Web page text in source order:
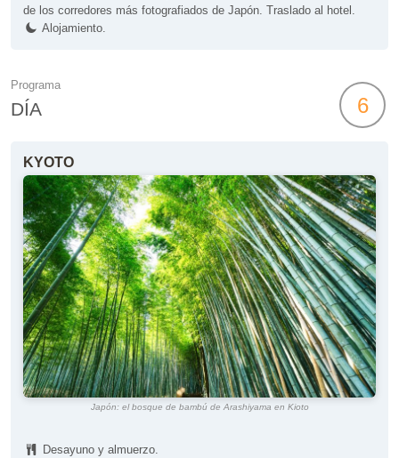
de los corredores más fotografiados de Japón. Traslado al hotel.
Alojamiento.
Programa
DÍA 6
KYOTO
Japón: el bosque de bambú de Arashiyama en Kioto
Desayuno y almuerzo.